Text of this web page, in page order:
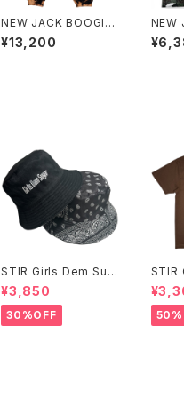
NEW JACK BOOGIE
× YUKIDYE 12.0oz S
WEAT PANTS
¥13,200
NEW
en
STIR Girls Dem Sug
ar Hat
¥3,850
30%OFF
STIR
ds S/